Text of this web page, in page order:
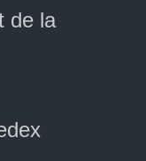
de la